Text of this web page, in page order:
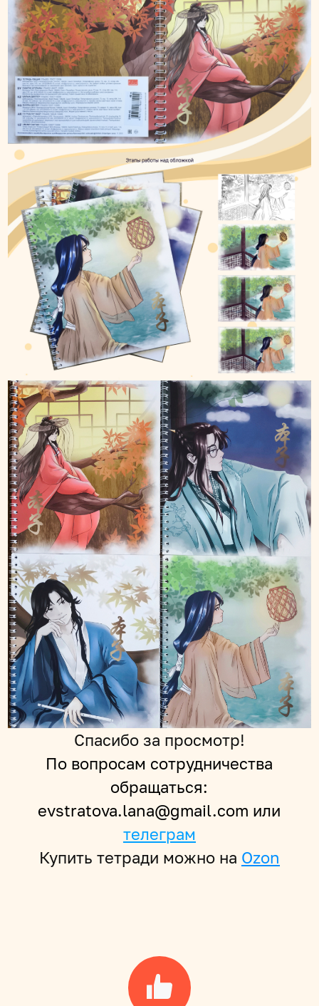
Спасибо за просмотр!
По вопросам сотрудничества
обращаться:
evstratova.lana@gmail.com или
телеграм
Купить тетради можно на Ozon